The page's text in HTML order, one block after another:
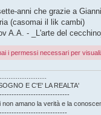
anni che grazie a
(casomai il lik cambi)
A.A. - _L'arte del
i permessi necessari per
E C'E' LA REALTA'
non amano la verità e la